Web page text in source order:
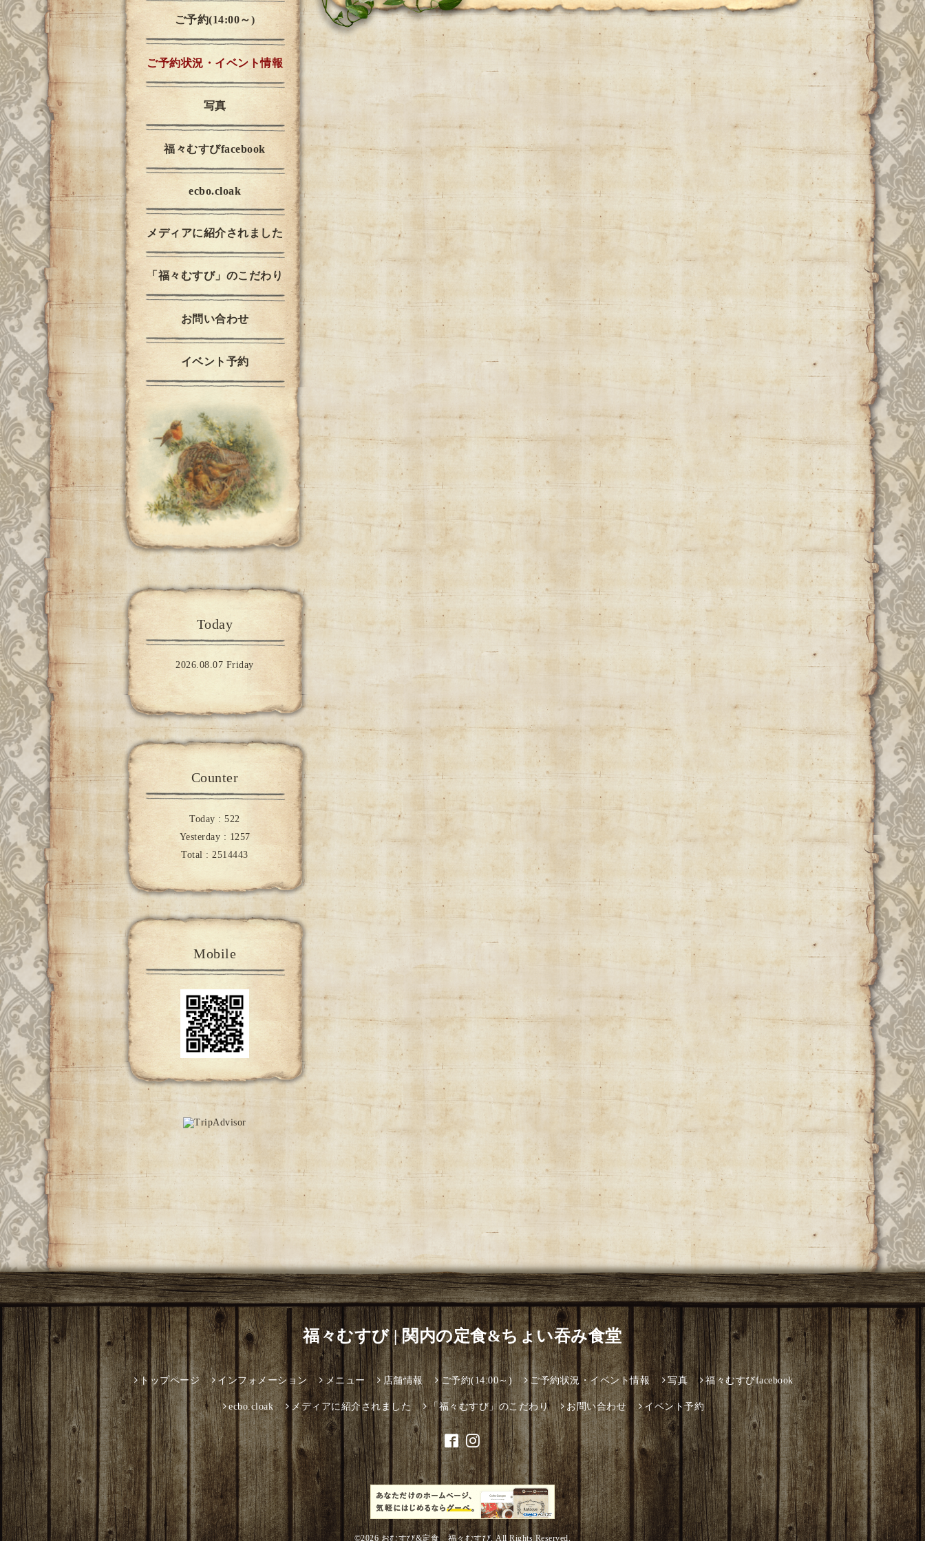
ご予約(14:00～)
ご予約状況・イベント情報
写真
福々むすびfacebook
ecbo.cloak
メディアに紹介されました
「福々むすび」のこだわり
お問い合わせ
イベント予約
Today
2026.08.07 Friday
Counter
Today :522
Yesterday : 1257
Total : 2514443
Mobile
福々むすび | 関内の定食&ちょい吞み食堂
トップページ インフォメーション メニュー 店舗情報 ご予約(14:00～) ご予約状況・イベント情報 写真 福々むすびfacebook
ecbo.cloak メディアに紹介されました 「福々むすび」のこだわり お問い合わせ イベント予約
©2026おむすび&定食 福々むすび. All Rights Reserved.